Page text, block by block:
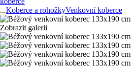
...Koberce a rohožkyVenkovní koberce
Zobrazit galerii